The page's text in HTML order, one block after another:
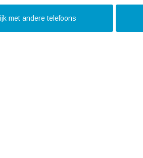
met andere telefoons